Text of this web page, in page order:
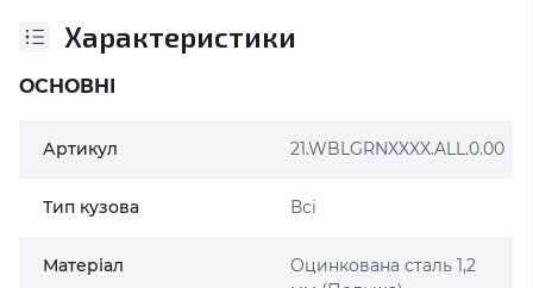
Характеристики
ОСНОВНІ
Артикул 21.WBLGRNXXXX.ALL.0.00
Тип кузова Всі
Матеріал
Оцинкована сталь 1,2